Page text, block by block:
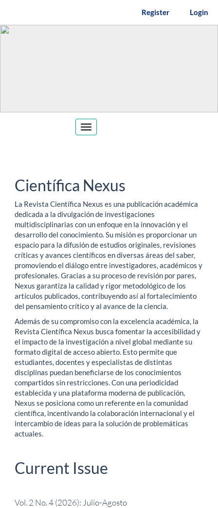
Main
Register Login
Toggle
navigation
Científica Nexus
La Revista Científica Nexus es una publicación académica
dedicada a la divulgación de investigaciones
multidisciplinarias con un enfoque en la innovación y el
desarrollo del conocimiento. Su misión es proporcionar un
espacio para la difusión de estudios originales, revisiones
críticas y avances científicos en diversas áreas del saber,
promoviendo el diálogo entre investigadores, académicos y
profesionales. Gracias a su proceso de revisión por pares,
Nexus garantiza la calidad y rigor metodológico de los
artículos publicados, contribuyendo así al fortalecimiento
del pensamiento crítico y al avance de la ciencia.
Además de su compromiso con la excelencia académica, la
Revista Científica Nexus busca fomentar la accesibilidad y
el impacto de la investigación a nivel global mediante su
formato digital de acceso abierto. Esto permite que
estudiantes, docentes y especialistas de distintas
disciplinas puedan beneficiarse de los conocimientos
compartidos sin restricciones. Con una periodicidad
establecida y una plataforma moderna de publicación,
Nexus se posiciona como un referente en la comunidad
científica, incentivando la colaboración internacional y el
intercambio de ideas para la solución de problemáticas
actuales.
Current Issue
Vol. 2 No. 4 (2026): Julio-Agosto